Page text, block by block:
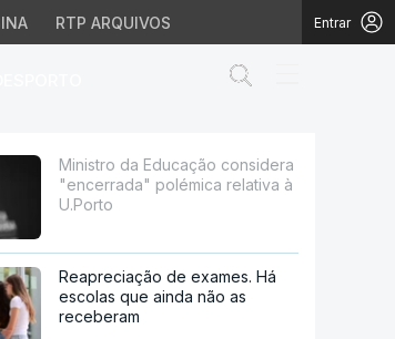
RTP ARQUIVOS Entrar
relativa à
Ministro da Educação considera
"encerrada" polémica relativa à
U.Porto
Reapreciação de exames. Há
escolas que ainda não as
receberam